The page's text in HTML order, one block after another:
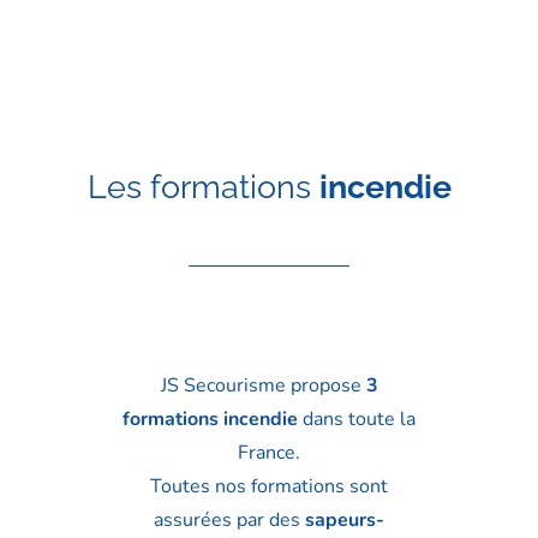
Les formations incendie
JS Secourisme propose 3
formations incendie dans toute la
France.
Toutes nos formations sont
assurées par des sapeurs-